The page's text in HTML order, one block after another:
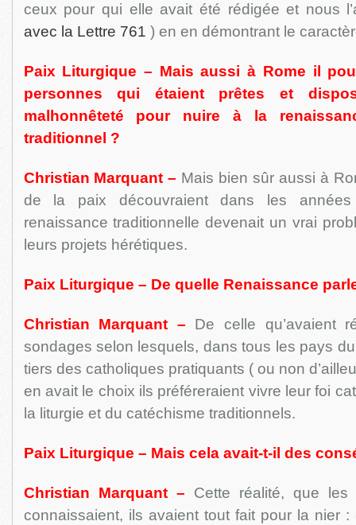
ceux pour qui elle avait été rédigée et nous
avec la Lettre 761 ) en en démontrant le
Paix Liturgique – Mais aussi à Rome il
personnes qui étaient prêtes et
malhonnêteté pour nuire à la
traditionnel ?
Christian Marquant – Mais bien sûr aussi à
de la paix découvraient dans les
renaissance traditionnelle devenait un vrai
leurs projets hérétiques.
Paix Liturgique – De quelle Renaissance
Christian Marquant – De celle qu’avaient
sondages selon lesquels, dans tous les pays
tiers des catholiques pratiquants ( ou non
en avait le choix ils préféreraient vivre leur foi
la liturgie et du catéchisme traditionnels.
Paix Liturgique – Mais cela avait-t-il des
Christian Marquant – Cette réalité, que
connaissaient, ils avaient tout fait pour la nier